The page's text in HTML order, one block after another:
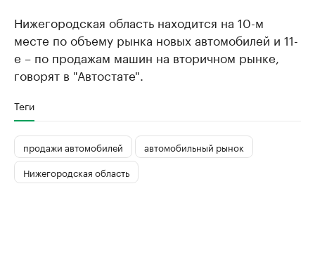
Нижегородская область находится на 10-м
месте по объему рынка новых автомобилей и 11-
е – по продажам машин на вторичном рынке,
говорят в "Автостате".
Теги
продажи автомобилей
автомобильный рынок
Нижегородская область